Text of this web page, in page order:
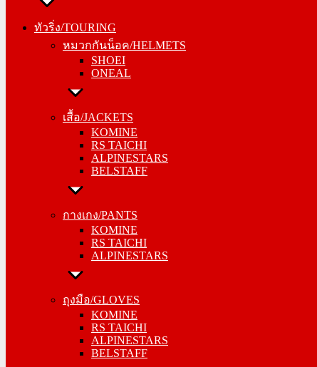
ทัวริ่ง/TOURING
หมวกกันน็อค/HELMETS
SHOEI
ONEAL
เสื้อ/JACKETS
KOMINE
RS TAICHI
ALPINESTARS
BELSTAFF
กางเกง/PANTS
KOMINE
RS TAICHI
ALPINESTARS
ถุงมือ/GLOVES
KOMINE
RS TAICHI
ALPINESTARS
BELSTAFF
หมวกกันน็อค/HELMETS
SHOEI
ONEAL
KOMINE
RS TAICHI
ALPINESTARS
BELSTAFF
KOMINE
RS TAICHI
ALPINESTARS
KOMINE
RS TAICHI
ALPINESTARS
BELSTAFF